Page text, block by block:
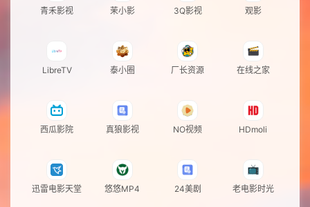
青禾影视 茉小影 3Q影视 观影
LibreTV 泰小圈 厂长资源 在线之家
西瓜影院 真狼影视 NO视频 HDmoli
迅雷电影天堂 悠悠MP4 24美剧 老电影时光